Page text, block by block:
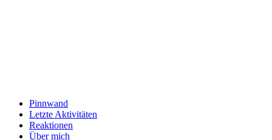
Pinnwand
Letzte Aktivitäten
Reaktionen
Über mich